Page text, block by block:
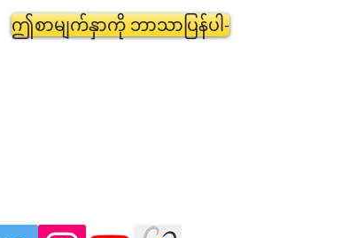
ဤစာမျက်နှာကို ဘာသာပြန်ပါ-